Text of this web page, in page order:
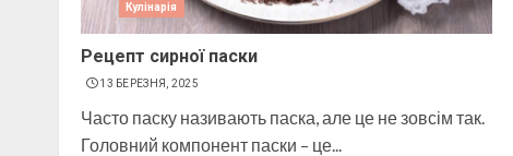
Кулінарія
Рецепт сирної паски
13 БЕРЕЗНЯ, 2025
Часто паску називають паска, але це не зовсім так.
Головний компонент паски – це...